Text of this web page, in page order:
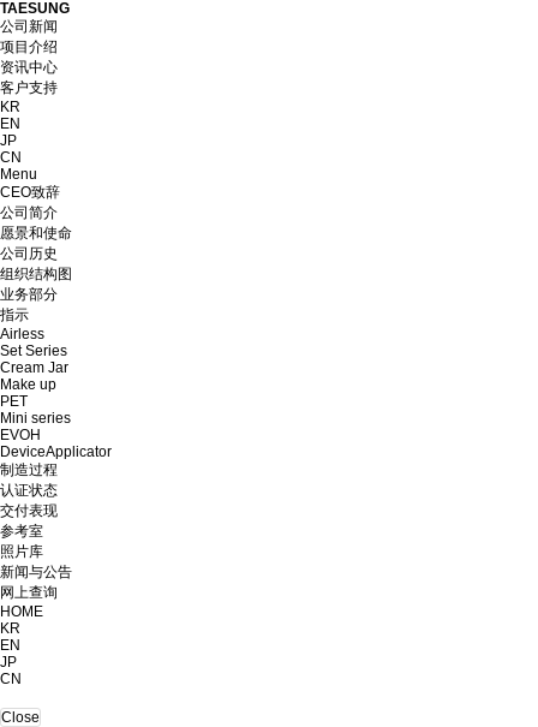
TAESUNG
公司新闻
项目介绍
资讯中心
客户支持
KR
EN
JP
CN
Menu
CEO致辞
公司简介
愿景和使命
公司历史
组织结构图
业务部分
指示
Airless
Set Series
Cream Jar
Make up
PET
Mini series
EVOH
DeviceApplicator
制造过程
认证状态
交付表现
参考室
照片库
新闻与公告
网上查询
HOME
KR
EN
JP
CN
Close